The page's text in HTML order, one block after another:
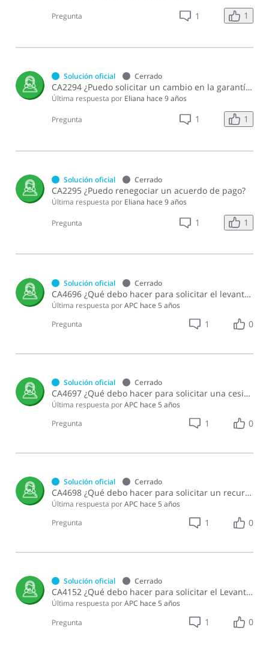
Pregunta 1 1
Solución oficial Cerrado
CA2294 ¿Puedo solicitar un cambio en la garantía dada en un acuerdo de pago?
Última respuesta por Eliana hace 9 años
Pregunta 1 1
Solución oficial Cerrado
CA2295 ¿Puedo renegociar un acuerdo de pago?
Última respuesta por Eliana hace 9 años
Pregunta 1 1
Solución oficial Cerrado
CA4696 ¿Qué debo hacer para solicitar el levantamiento de medidas cautelares?
Última respuesta porAPC hace 5 años
Pregunta
1 0
Solución oficial Cerrado
CA4697 ¿Qué debo hacer para solicitar una cesión de crédito a entidades gubernamentales?
Última respuesta porAPC hace 5 años
Pregunta
1 0
Solución oficial Cerrado
CA4698 ¿Qué debo hacer para solicitar un recurso de oposición a la medida o excepción/oposición al mandamiento de pago?
Última respuesta porAPC hace 5 años
Pregunta
1 0
Solución oficial Cerrado
CA4152 ¿Qué debo hacer para solicitar el Levantamiento de Inscripción de Privilegios?
Última respuesta porAPC hace 5 años
Pregunta
1 0